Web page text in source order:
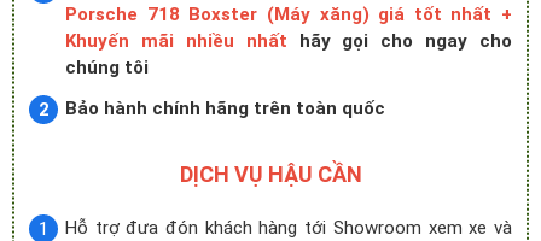
Porsche 718 Boxster (Máy xăng) giá tốt nhất +
Khuyến mãi nhiều nhất hãy gọi cho ngay cho
chúng tôi
Bảo hành chính hãng trên toàn quốc
DỊCH VỤ HẬU CẦN
Hỗ trợ đưa đón khách hàng tới Showroom xem xe và